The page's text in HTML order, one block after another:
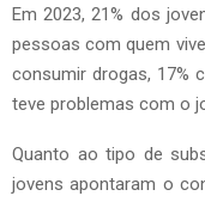
Em 2023, 21% dos
pessoas com quem
consumir drogas, 17%
teve problemas com o
Quanto ao tipo de
jovens apontaram o